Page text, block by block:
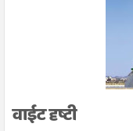
वाईट दृष्टी